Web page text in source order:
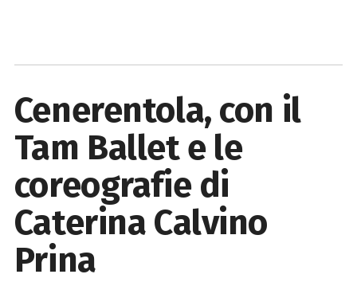
Cenerentola, con il
Tam Ballet e le
coreografie di
Caterina Calvino
Prina